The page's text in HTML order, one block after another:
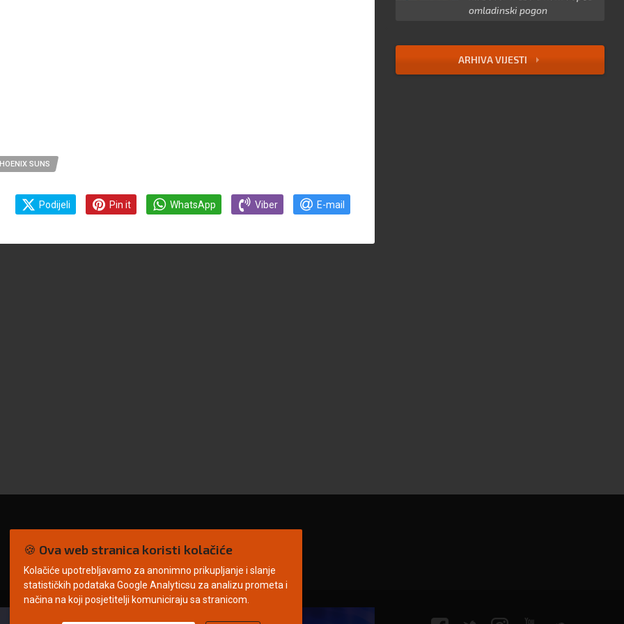
SUNS
Podijeli Pin it WhatsApp Viber E-mail
omladinski pogon
ARHIVA VIJESTI
🍪 Ova web stranica koristi kolačiće
Kolačiće upotrebljavamo za anonimno prikupljanje i slanje
statističkih podataka Google Analyticsu za analizu prometa i
načina na koji posjetitelji komuniciraju sa stranicom.